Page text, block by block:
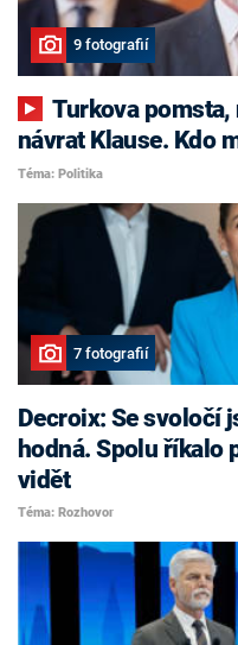
9 fotografií
Turkova pomsta, nekonfliktní Havlíček i
návrat Klause. Kdo
Téma: Politika
7 fotografií
Decroix: Se svoločí
hodná. Spolu říkalo
vidět
Téma: Rozhovor